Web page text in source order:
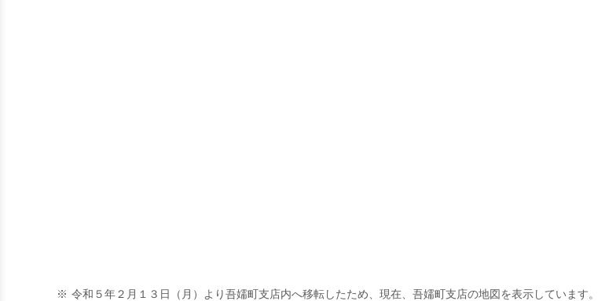
※ 令和５年２月１３日（月）より吾嬬町支店内へ移転したため、現在、吾嬬町支店の地図を表示しています。